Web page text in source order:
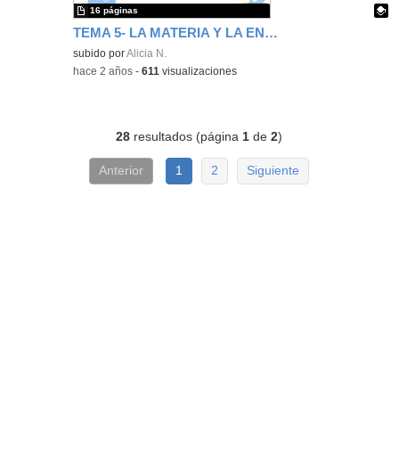
TEMA 5- LA MATERIA Y LA ENERGÍA
Contenido educativo.
subido porAlicia N.
16 páginas
-hace 2 años -611 visualizaciones
28 resultados (página 1 de2)
Anterior 1 2 Siguiente